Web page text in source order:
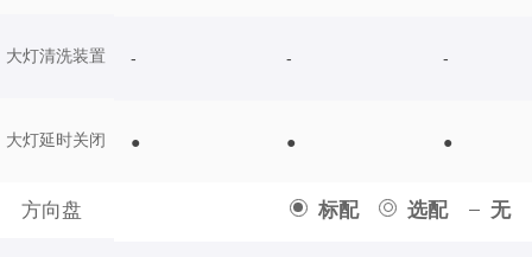
大灯清洗装置
大灯延时关闭
方向盘 标配 选配 无
- - -
● ● ●